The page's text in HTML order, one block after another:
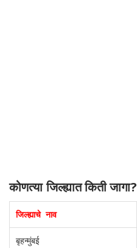
कोणत्या जिल्ह्यात किती जागा?
जिल्ह्याचे नाव
बृहन्मुंबई